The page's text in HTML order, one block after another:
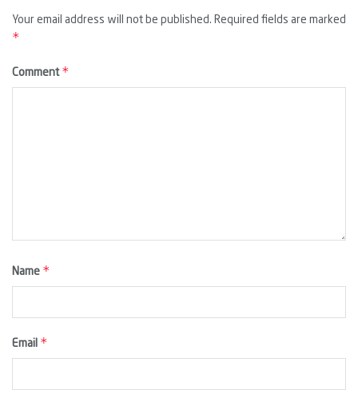
Your email address will not be published. Required fields are marked
*
Comment *
Name *
Email *